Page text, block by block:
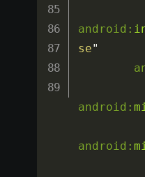
android:
se"
android:
android: